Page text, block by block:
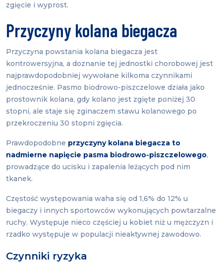
zgięcie i wyprost.
Przyczyny kolana biegacza
Przyczyna powstania kolana biegacza jest
kontrowersyjna, a doznanie tej jednostki chorobowej jest
najprawdopodobniej wywołane kilkoma czynnikami
jednocześnie. Pasmo biodrowo-piszczelowe działa jako
prostownik kolana, gdy kolano jest zgięte poniżej 30
stopni, ale staje się zginaczem stawu kolanowego po
przekroczeniu 30 stopni zgięcia.
Prawdopodobne przyczyny kolana biegacza to
nadmierne napięcie pasma biodrowo-piszczelowego,
prowadzące do ucisku i zapalenia leżących pod nim
tkanek.
Częstość występowania waha się od 1,6% do 12% u
biegaczy i innych sportowców wykonujących powtarzalne
ruchy. Występuje nieco częściej u kobiet niż u mężczyzn i
rzadko występuje w populacji nieaktywnej zawodowo.
Czynniki ryzyka